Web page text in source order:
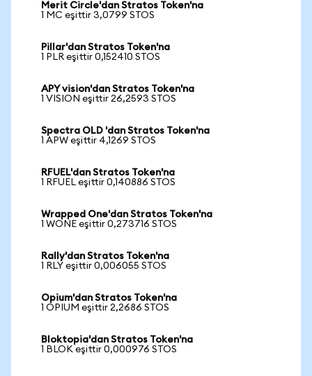
Merit Circle'dan Stratos Token'na
1 MC eşittir 3,0799 STOS
Pillar'dan Stratos Token'na
1 PLR eşittir 0,152410 STOS
APY vision'dan Stratos Token'na
1 VISION eşittir 26,2593 STOS
Spectra OLD 'dan Stratos Token'na
1 APW eşittir 4,1269 STOS
RFUEL'dan Stratos Token'na
1 RFUEL eşittir 0,140886 STOS
Wrapped One'dan Stratos Token'na
1 WONE eşittir 0,273716 STOS
Rally'dan Stratos Token'na
1 RLY eşittir 0,006055 STOS
Opium'dan Stratos Token'na
1 OPIUM eşittir 2,2686 STOS
Bloktopia'dan Stratos Token'na
1 BLOK eşittir 0,000976 STOS